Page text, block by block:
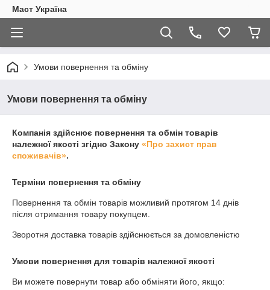
Маст Україна
Умови повернення та обміну
Умови повернення та обміну
Компанія здійснює повернення та обмін товарів
належної якості згідно Закону «Про захист прав
споживачів».
Терміни повернення та обміну
Повернення та обмін товарів можливий протягом 14 днів
після отримання товару покупцем.
Зворотня доставка товарів здійснюється за домовленістю
Умови повернення для товарів належної якості
Ви можете повернути товар або обміняти його, якщо: